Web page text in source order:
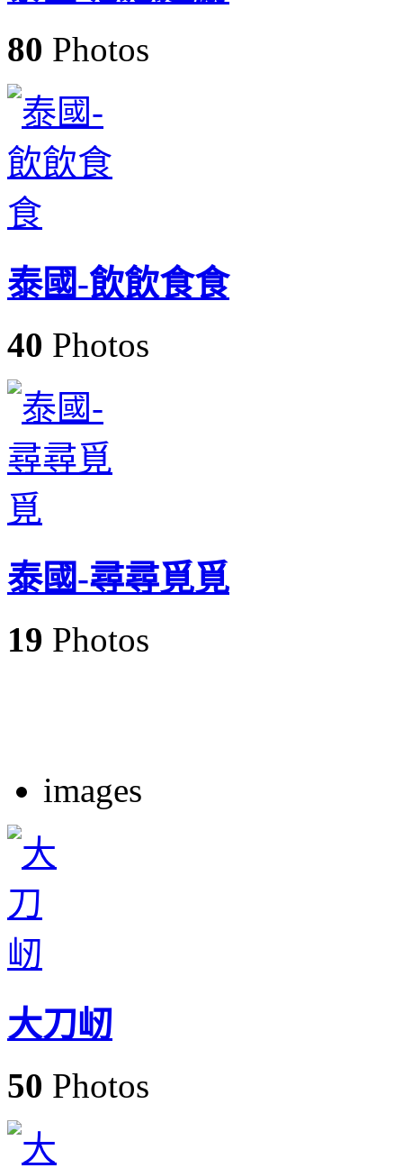
80 Photos
泰國-飲飲食食
40 Photos
泰國-尋尋覓覓
19 Photos
images
大刀屻
50 Photos